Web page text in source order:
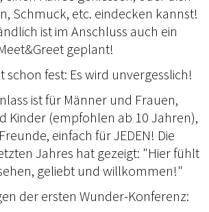
Schmuck, etc. eindecken kannst!
ist im Anschluss auch ein
geplant!
schon fest: Es wird unvergesslich!
ist für Männer und Frauen,
Kinder (empfohlen ab 10 Jahren),
einfach für JEDEN! Die
Jahres hat gezeigt: "Hier fühlt
geliebt und willkommen!"
der ersten Wunder-Konferenz: